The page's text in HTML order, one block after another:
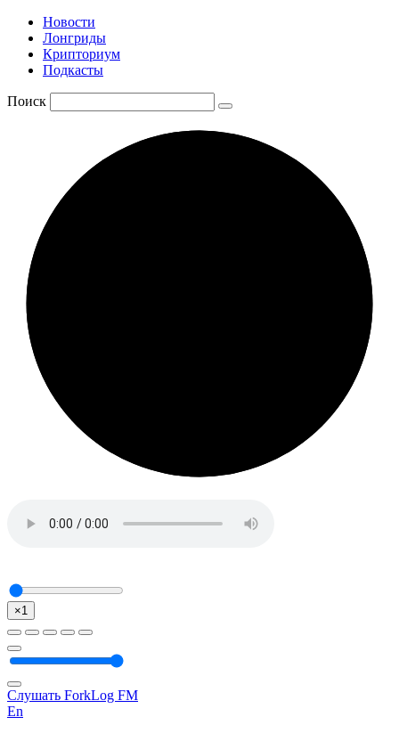
Новости
Лонгриды
Крипториум
Подкасты
Поиск
×1
Слушать ForkLog FM
En